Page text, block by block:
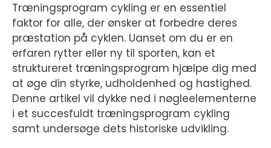
Træningsprogram cykling er en essentiel
faktor for alle, der ønsker at forbedre deres
præstation på cyklen. Uanset om du er en
erfaren rytter eller ny til sporten, kan et
struktureret træningsprogram hjælpe dig med
at øge din styrke, udholdenhed og hastighed.
Denne artikel vil dykke ned i nøgleelementerne
i et succesfuldt træningsprogram cykling
samt undersøge dets historiske udvikling.